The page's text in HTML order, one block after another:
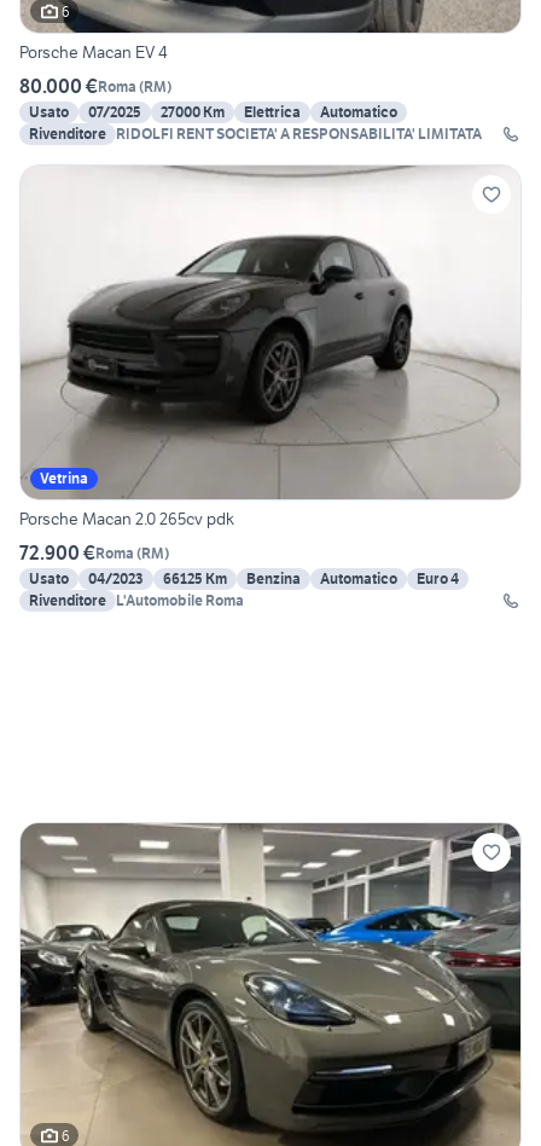
6
Porsche Macan EV 4
80.000 €Roma (RM)
Usato
07/2025 27000 Km Elettrica
Automatico
Rivenditore RIDOLFI RENT SOCIETA' A RESPONSABILITA' LIMITATA
Vetrina
Porsche Macan 2.0 265cv pdk
72.900 €Roma (RM)
Usato
04/2023 66125 Km Benzina Automatico
Euro 4
Rivenditore L'Automobile Roma
6